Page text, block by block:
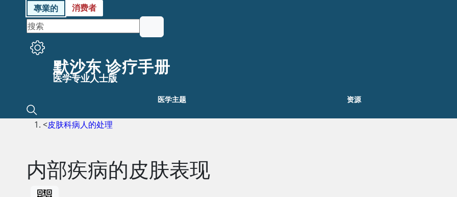
專業的 消费者
默沙东 诊疗手册
医学专业人士版
医学主题 资源
<皮肤科病人的处理
内部疾病的皮肤表现